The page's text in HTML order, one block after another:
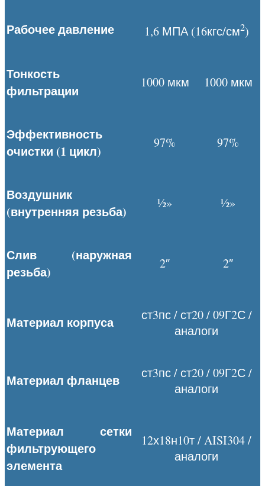
Рабочее давление 1,6 МПА (16кгс/см2)
Тонкость
фильтрации
1000 мкм 1000 мкм
Эффективность
очистки (1 цикл)
97% 97%
Воздушник
(внутренняя резьба)
½» ½»
Слив (наружная
резьба)
2″ 2″
Материал корпуса
ст3пс / ст20 / 09Г2С /
аналоги
Материал фланцев
ст3пс / ст20 / 09Г2С /
аналоги
Материал сетки
фильтрующего
элемента
12х18н10т / AISI304 /
аналоги